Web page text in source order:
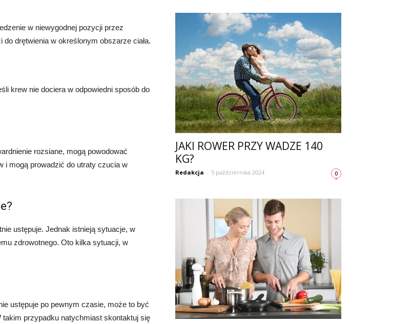
w niewygodnej pozycji przez
drętwienia w określonym obszarze ciała.
krew nie dociera w odpowiedni sposób do
rozsiane, mogą powodować
i mogą prowadzić do utraty czucia w
ustępuje. Jednak istnieją sytuacje, w
zdrowotnego. Oto kilka sytuacji, w
ustępuje po pewnym czasie, może to być
przypadku natychmiast skontaktuj się
JAKI ROWER PRZY WADZE 140
KG?
Redakcja - 5 października 2024 0